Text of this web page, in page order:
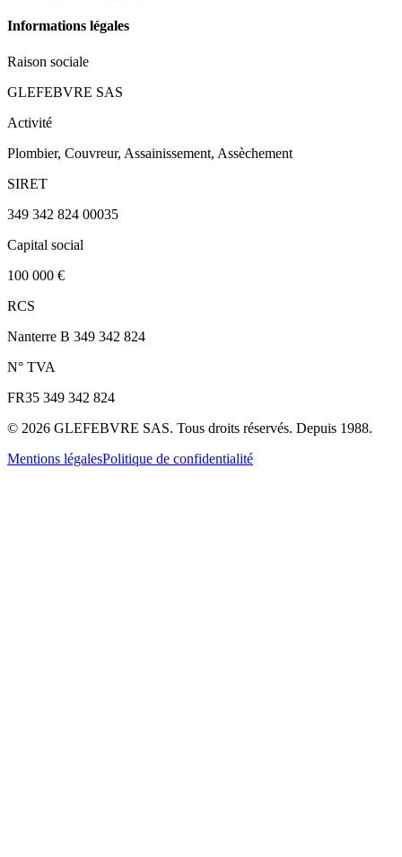
Informations légales
Raison sociale
GLEFEBVRE SAS
Activité
Plombier, Couvreur, Assainissement, Assèchement
SIRET
349 342 824 00035
Capital social
100 000 €
RCS
Nanterre B 349 342 824
N° TVA
FR35 349 342 824
© 2026 GLEFEBVRE SAS. Tous droits réservés. Depuis 1988.
Mentions légalesPolitique de confidentialité